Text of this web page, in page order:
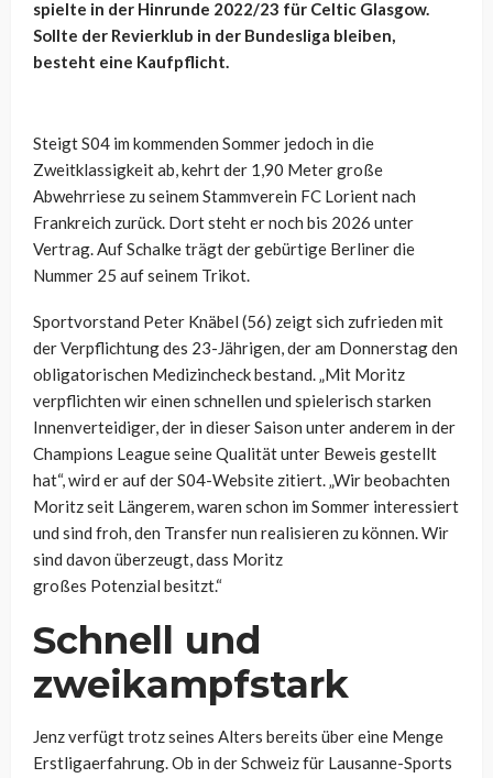
spielte in der Hinrunde 2022/23 für Celtic Glasgow.
Sollte der Revierklub in der Bundesliga bleiben,
besteht eine Kaufpflicht.
Steigt S04 im kommenden Sommer jedoch in die
Zweitklassigkeit ab, kehrt der 1,90 Meter große
Abwehrriese zu seinem Stammverein FC Lorient nach
Frankreich zurück. Dort steht er noch bis 2026 unter
Vertrag. Auf Schalke trägt der gebürtige Berliner die
Nummer 25 auf seinem Trikot.
Sportvorstand Peter Knäbel (56) zeigt sich zufrieden mit
der Verpflichtung des 23-Jährigen, der am Donnerstag den
obligatorischen Medizincheck bestand. „Mit Moritz
verpflichten wir einen schnellen und spielerisch starken
Innenverteidiger, der in dieser Saison unter anderem in der
Champions League seine Qualität unter Beweis gestellt
hat“, wird er auf der S04-Website zitiert. „Wir beobachten
Moritz seit Längerem, waren schon im Sommer interessiert
und sind froh, den Transfer nun realisieren zu können. Wir
sind davon überzeugt, dass Moritz
großes Potenzial besitzt.“
Schnell und
zweikampfstark
Jenz verfügt trotz seines Alters bereits über eine Menge
Erstligaerfahrung. Ob in der Schweiz für Lausanne-Sports